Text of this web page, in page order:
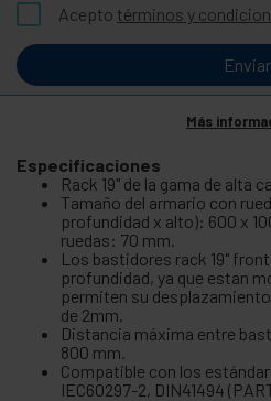
Acepto términos y
Enviar
Más
Especificaciones
Rack 19" de la gama de alta
Tamaño del armario con
profundidad x alto): 600 x
ruedas: 70 mm.
Los bastidores rack 19"
profundidad, ya que estan
permiten su
de 2mm.
Distancia máxima entre
800 mm.
Compatible con los
IEC60297-2, DIN41494